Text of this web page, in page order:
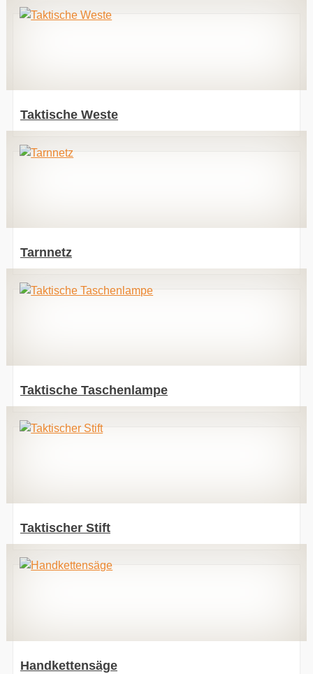
Taktische Weste
Tarnnetz
Taktische Taschenlampe
Taktischer Stift
Handkettensäge